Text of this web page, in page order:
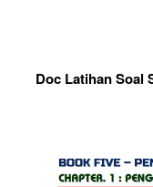
Doc Latihan Soal